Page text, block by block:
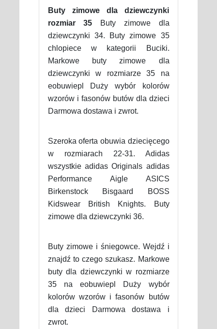
Buty zimowe dla dziewczynki
rozmiar 35 Buty zimowe dla
dziewczynki 34. Buty zimowe 35
chlopiece w kategorii Buciki.
Markowe buty zimowe dla
dziewczynki w rozmiarze 35 na
eobuwiepl Duży wybór kolorów
wzorów i fasonów butów dla dzieci
Darmowa dostawa i zwrot.
Szeroka oferta obuwia dziecięcego
w rozmiarach 22-31. Adidas
wszystkie adidas Originals adidas
Performance Aigle ASICS
Birkenstock Bisgaard BOSS
Kidswear British Knights. Buty
zimowe dla dziewczynki 36.
Buty zimowe i śniegowce. Wejdź i
znajdź to czego szukasz. Markowe
buty dla dziewczynki w rozmiarze
35 na eobuwiepl Duży wybór
kolorów wzorów i fasonów butów
dla dzieci Darmowa dostawa i
zwrot.